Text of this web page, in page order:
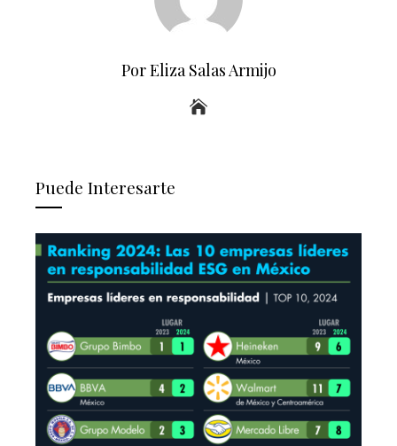
Por Eliza Salas Armijo
Puede Interesarte